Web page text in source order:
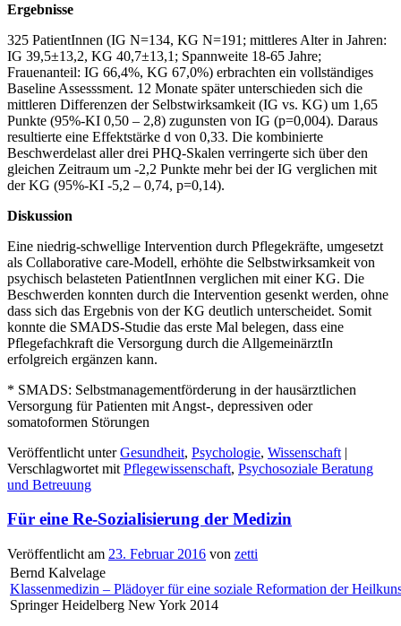
Ergebnisse
325 PatientInnen (IG N=134, KG N=191; mittleres Alter in Jahren:
IG 39,5±13,2, KG 40,7±13,1; Spannweite 18-65 Jahre;
Frauenanteil: IG 66,4%, KG 67,0%) erbrachten ein vollständiges
Baseline Assesssment. 12 Monate später unterschieden sich die
mittleren Differenzen der Selbstwirksamkeit (IG vs. KG) um 1,65
Punkte (95%-KI 0,50 – 2,8) zugunsten von IG (p=0,004). Daraus
resultierte eine Effektstärke d von 0,33. Die kombinierte
Beschwerdelast aller drei PHQ-Skalen verringerte sich über den
gleichen Zeitraum um -2,2 Punkte mehr bei der IG verglichen mit
der KG (95%-KI -5,2 – 0,74, p=0,14).
Diskussion
Eine niedrig-schwellige Intervention durch Pflegekräfte, umgesetzt
als Collaborative care-Modell, erhöhte die Selbstwirksamkeit von
psychisch belasteten PatientInnen verglichen mit einer KG. Die
Beschwerden konnten durch die Intervention gesenkt werden, ohne
dass sich das Ergebnis von der KG deutlich unterscheidet. Somit
konnte die SMADS-Studie das erste Mal belegen, dass eine
Pflegefachkraft die Versorgung durch die AllgemeinärztIn
erfolgreich ergänzen kann.
* SMADS: Selbstmanagementförderung in der hausärztlichen
Versorgung für Patienten mit Angst-, depressiven oder
somatoformen Störungen
Veröffentlicht unter Gesundheit, Psychologie, Wissenschaft |
Verschlagwortet mit Pflegewissenschaft, Psychosoziale Beratung
und Betreuung
Für eine Re-Sozialisierung der Medizin
Veröffentlicht am 23. Februar 2016 von zetti
Bernd Kalvelage
Klassenmedizin – Plädoyer für eine soziale Reformation der
Springer Heidelberg New York 2014